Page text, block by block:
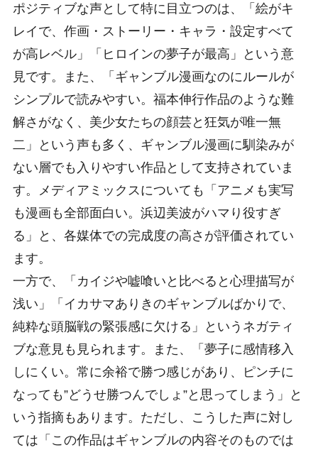
ポジティブな声として特に目立つのは、「絵がキ
レイで、作画・ストーリー・キャラ・設定すべて
が高レベル」「ヒロインの夢子が最高」という意
見です。また、「ギャンブル漫画なのにルールが
シンプルで読みやすい。福本伸行作品のような難
解さがなく、美少女たちの顔芸と狂気が唯一無
二」という声も多く、ギャンブル漫画に馴染みが
ない層でも入りやすい作品として支持されていま
す。メディアミックスについても「アニメも実写
も漫画も全部面白い。浜辺美波がハマり役すぎ
る」と、各媒体での完成度の高さが評価されてい
ます。
一方で、「カイジや嘘喰いと比べると心理描写が
浅い」「イカサマありきのギャンブルばかりで、
純粋な頭脳戦の緊張感に欠ける」というネガティ
ブな意見も見られます。また、「夢子に感情移入
しにくい。常に余裕で勝つ感じがあり、ピンチに
なっても”どうせ勝つんでしょ”と思ってしまう」と
いう指摘もあります。ただし、こうした声に対し
ては「この作品はギャンブルの内容そのものでは